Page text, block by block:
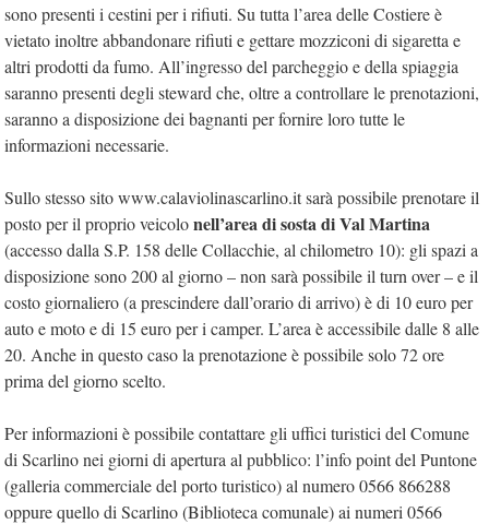
sono presenti i cestini per i rifiuti. Su tutta l’area delle Costiere è
vietato inoltre abbandonare rifiuti e gettare mozziconi di sigaretta e
altri prodotti da fumo. All’ingresso del parcheggio e della spiaggia
saranno presenti degli steward che, oltre a controllare le prenotazioni,
saranno a disposizione dei bagnanti per fornire loro tutte le
informazioni necessarie.
Sullo stesso sito www.calaviolinascarlino.it sarà possibile prenotare il
posto per il proprio veicolonell’area di sosta di Val Martina
(accesso dalla S.P. 158 delle Collacchie, al chilometro 10): gli spazi a
disposizione sono 200 al giorno – non sarà possibile il turn over – e il
costo giornaliero (a prescindere dall’orario di arrivo) è di 10 euro per
auto e moto e di 15 euro per i camper. L’area è accessibile dalle 8 alle
20. Anche in questo caso la prenotazione è possibile solo 72 ore
prima del giorno scelto.
Per informazioni è possibile contattare gli uffici turistici del Comune
di Scarlino nei giorni di apertura al pubblico: l’info point del Puntone
(galleria commerciale del porto turistico) al numero 0566 866288
oppure quello di Scarlino (Biblioteca comunale) ai numeri 0566